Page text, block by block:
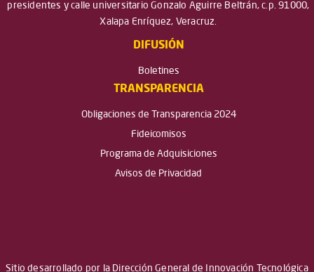
presidentes y calle universitario Gonzalo Aguirre Beltrán, c.p. 91000,
Xalapa Enríquez, Veracruz.
DIFUSIÓN
Boletines
TRANSPARENCIA
Obligaciones de Transparencia 2024
Fideicomisos
Programa de Adquisiciones
Avisos de Privacidad
Sitio desarrollado por la Dirección General de Innovación Tecnológica